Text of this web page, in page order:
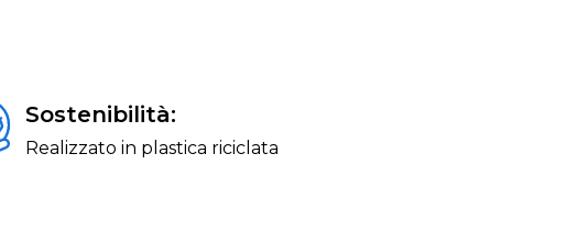
Sostenibilità:
Realizzato in plastica riciclata